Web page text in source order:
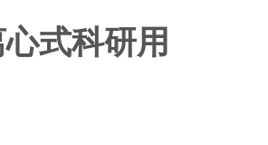
式科研用